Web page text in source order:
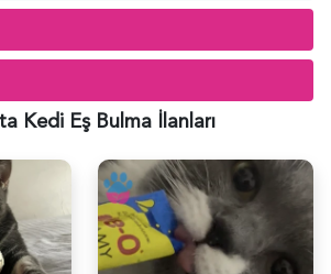
Kedi Eş Bulma İlanları